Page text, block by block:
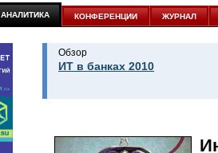
АНАЛИТИКА КОНФЕРЕНЦИИ ЖУРНАЛ
Обзор
ИТ в банках 2010